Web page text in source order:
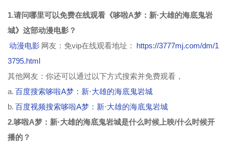
1.请问哪里可以免费在线观看《哆啦A梦：新·大雄的海底鬼岩
城》这部动漫电影？
动漫电影 网友：免vip在线观看地址： https://3777mj.com/dm/1
3795.html
其他网友：你还可以通过以下方式搜索并免费观看，
a. 百度搜索哆啦A梦：新·大雄的海底鬼岩城
b. 百度视频搜索哆啦A梦：新·大雄的海底鬼岩城
2.哆啦A梦：新·大雄的海底鬼岩城是什么时候上映/什么时候开
播的？